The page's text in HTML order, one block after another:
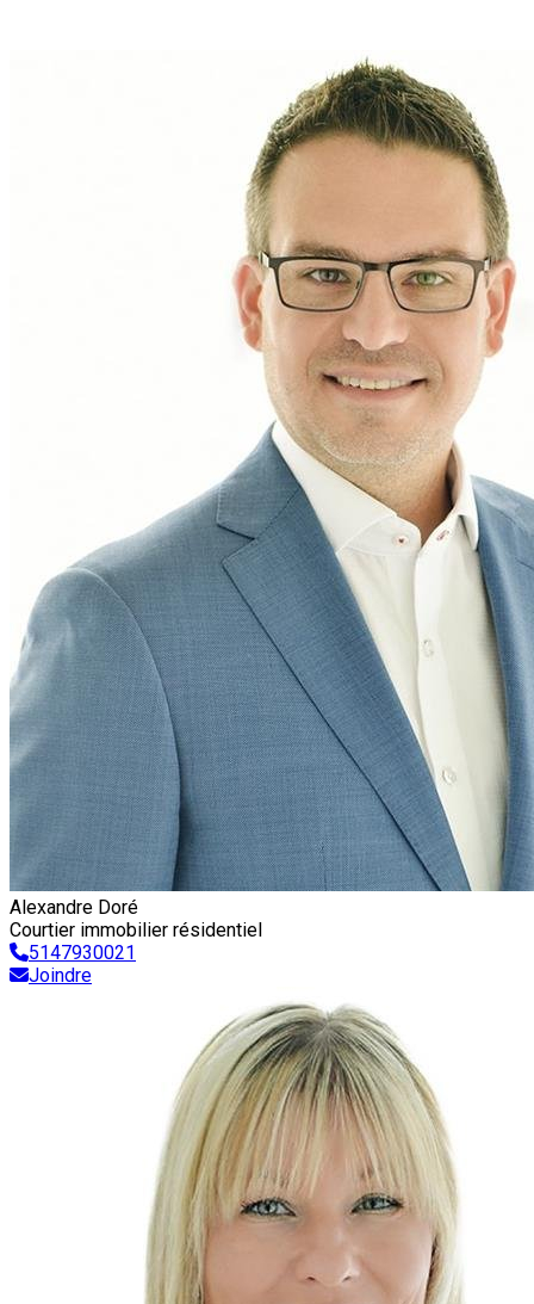
Alexandre Doré
Courtier immobilier résidentiel
5147930021
Joindre